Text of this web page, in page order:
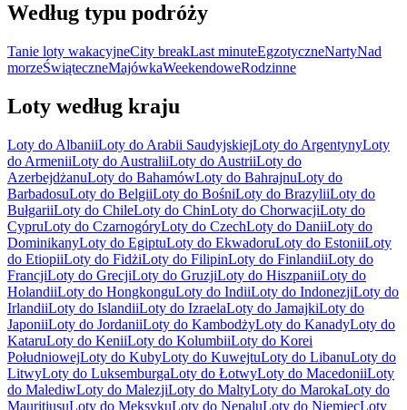
Według typu podróży
Tanie loty wakacyjneCity breakLast minuteEgzotyczneNartyNad
morzeŚwiąteczneMajówkaWeekendoweRodzinne
Loty według kraju
Loty do AlbaniiLoty do Arabii SaudyjskiejLoty do ArgentynyLoty
do ArmeniiLoty do AustraliiLoty do AustriiLoty do
AzerbejdżanuLoty do BahamówLoty do BahrajnuLoty do
BarbadosuLoty do BelgiiLoty do BośniLoty do BrazyliiLoty do
BułgariiLoty do ChileLoty do ChinLoty do ChorwacjiLoty do
CypruLoty do CzarnogóryLoty do CzechLoty do DaniiLoty do
DominikanyLoty do EgiptuLoty do EkwadoruLoty do EstoniiLoty
do EtiopiiLoty do FidżiLoty do FilipinLoty do FinlandiiLoty do
FrancjiLoty do GrecjiLoty do GruzjiLoty do HiszpaniiLoty do
HolandiiLoty do HongkonguLoty do IndiiLoty do IndonezjiLoty do
IrlandiiLoty do IslandiiLoty do IzraelaLoty do JamajkiLoty do
JaponiiLoty do JordaniiLoty do KambodżyLoty do KanadyLoty do
KataruLoty do KeniiLoty do KolumbiiLoty do Korei
PołudniowejLoty do KubyLoty do KuwejtuLoty do LibanuLoty do
LitwyLoty do LuksemburgaLoty do ŁotwyLoty do MacedoniiLoty
do MalediwLoty do MalezjiLoty do MaltyLoty do MarokaLoty do
MauritiusuLoty do MeksykuLoty do NepaluLoty do NiemiecLoty